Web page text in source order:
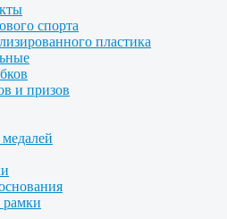
спорта
пластика
и призов